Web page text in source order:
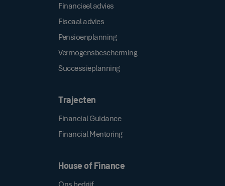
Financieel advies
Fiscaal advies
Pensioenplanning
Vermogensbescherming
Successieplanning
Trajecten
Financial Guidance
Financial Mentoring
House of Finance